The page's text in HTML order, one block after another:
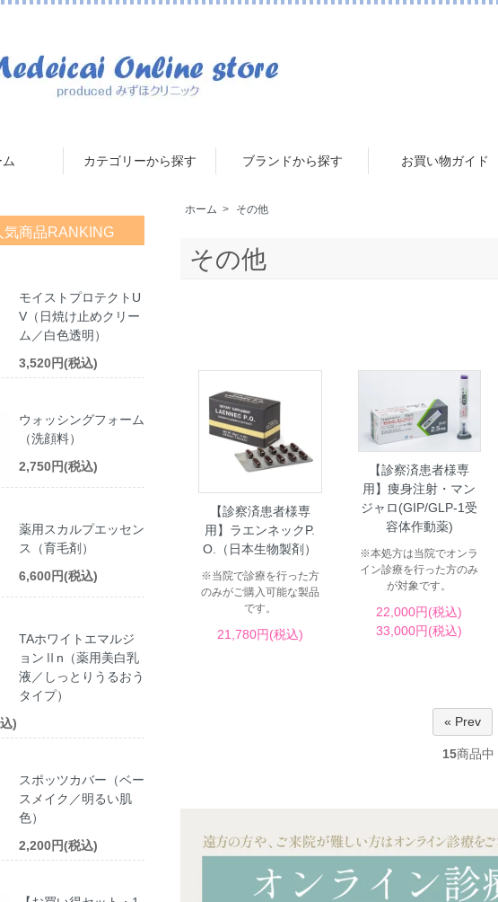
カテゴリーから探す ブランドから探す お買い物ガイド
ホーム > その他
その他
【診察済患者様専
用】ラエンネックP.
O.（日本生物製剤）
※当院で診療を行った方
のみがご購入可能な製品
です。
21,780円(税込)
【診察済患者様専
用】痩身注射・マン
ジャロ(GIP/GLP-1受
容体作動薬)
※本処方は当院でオンラ
イン診療を行った方のみ
が対象です。
22,000円(税込)
33,000円(税込)
« Prev
15商品中
気商品RANKING
モイストプロテクトU
V（日焼け止めクリー
ム／白色透明）
3,520円(税込)
ウォッシングフォーム
（洗顔料）
2,750円(税込)
薬用スカルプエッセン
ス（育毛剤）
6,600円(税込)
TAホワイトエマルジ
ョンⅡn（薬用美白乳
液／しっとりうるおう
タイプ）
)
スポッツカバー（ベー
スメイク／明るい肌
色）
2,200円(税込)